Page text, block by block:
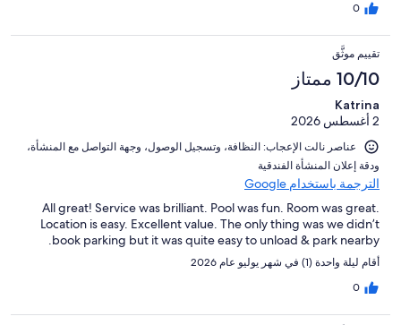
0
تقييم موثَّق
10/10 ممتاز
Katrina
2 أغسطس 2026
عناصر نالت الإعجاب: ⁦النظافة⁩، و⁦تسجيل الوصول⁩، و⁦جهة التواصل مع المنشأة⁩،
و⁦دقة إعلان المنشأة الفندقية⁩
الترجمة باستخدام Google
All great! Service was brilliant. Pool was fun. Room was great.
Location is easy. Excellent value. The only thing was we didn’t
book parking but it was quite easy to unload & park nearby.
أقام ليلة واحدة (1) في شهر يوليو عام 2026
0